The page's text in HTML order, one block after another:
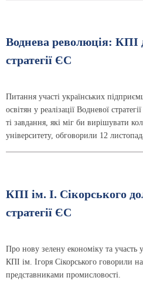
Воднева революція: КПІ
стратегії ЄС
Питання участі українських
освітян у реалізації Водневої
ті завдання, які міг би вирішувати
університету, обговорили 12
КПІ ім. І. Сікорського
стратегії ЄС
Про нову зелену економіку та участь
КПІ ім. Ігоря Сікорського говорили на
представниками промисловості.